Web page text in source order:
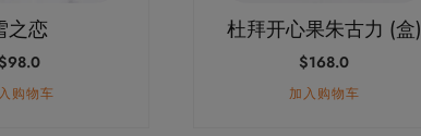
之恋
$98.0
购物车
杜拜开心果朱古力 (盒)
$168.0
加入购物车